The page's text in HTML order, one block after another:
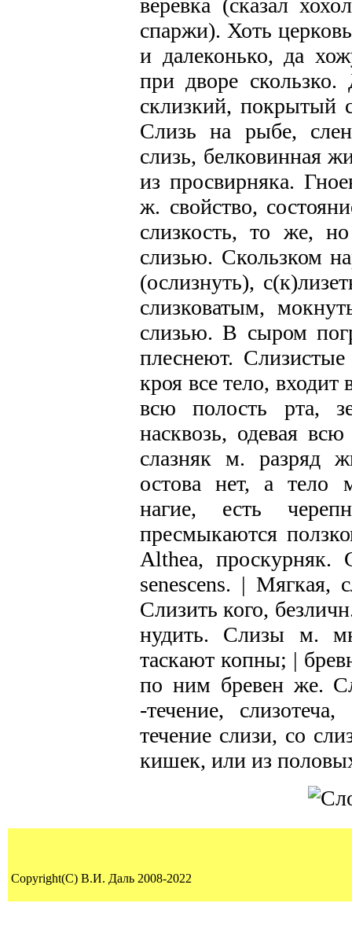
веревка (сказал
спаржи). Хоть
и далеконько, да
при дворе
склизкий, покрытый
Слизь на рыбе,
слизь, белковинная
из просвирняка.
ж. свойство,
слизкость, то же,
слизью. Скользком
(ослизнуть),
слизковатым,
слизью. В сыром
плеснеют.
кроя все тело, входит
всю полость рта,
насквозь, одевая
слазняк м. разряд
остова нет, а тело
нагие, есть
пресмыкаются
Аlthea, проскурняк.
senescens. | Мягкая,
Слизить кого,
нудить. Слизы м.
таскают копны; |
по ним бревен же.
-течение,
течение слизи, со
кишек, или из
Copyright(C) В.И. Даль 2008-2022